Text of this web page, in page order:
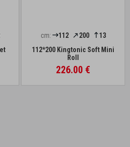
cm: 112 200
13
112*200 Kingtonic Soft Mini
Roll
226.00 €